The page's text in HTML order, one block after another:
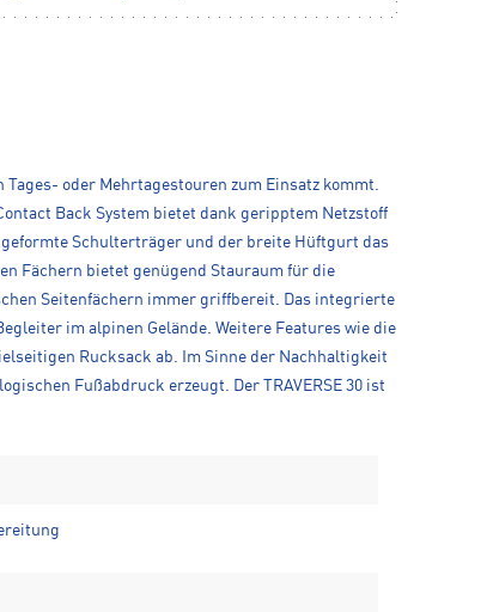
Tages- oder Mehrtagestouren zum Einsatz kommt.
Back System bietet dank geripptem Netzstoff
Schulterträger und der breite Hüftgurt das
Fächern bietet genügend Stauraum für die
Seitenfächern immer griffbereit. Das integrierte
im alpinen Gelände. Weitere Features wie die
Rucksack ab. Im Sinne der Nachhaltigkeit
Fußabdruck erzeugt. Der TRAVERSE 30 ist